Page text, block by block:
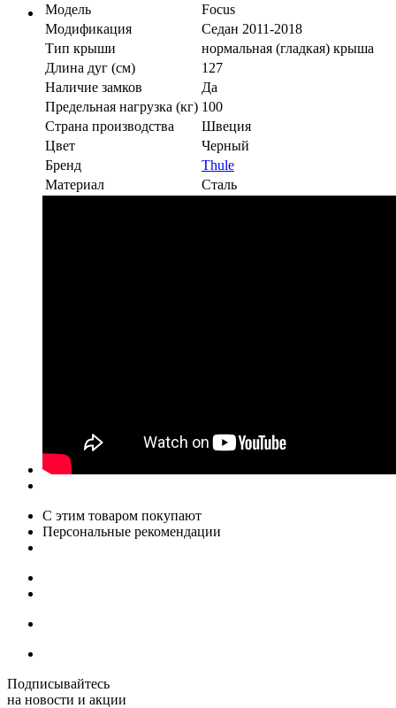
Модель
Focus
Модификация
Седан 2011-2018
Тип крыши
нормальная (гладкая) крыша
Длина дуг (см)
127
Наличие замков
Да
Предельная нагрузка (кг) 100
Страна производства
Швеция
Цвет
Черный
Бренд
Thule
Материал
Сталь
С этим товаром покупают
Персональные рекомендации
Подписывайтесь
на новости и акции